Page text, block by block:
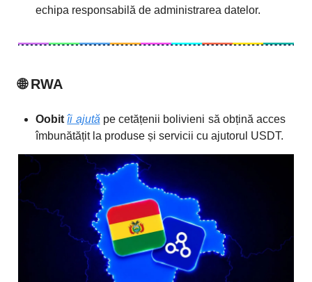
echipa responsabilă de administrarea datelor.
🌐RWA
Oobit îi ajută pe cetățenii bolivieni să obțină acces
îmbunătățit la produse și servicii cu ajutorul USDT.